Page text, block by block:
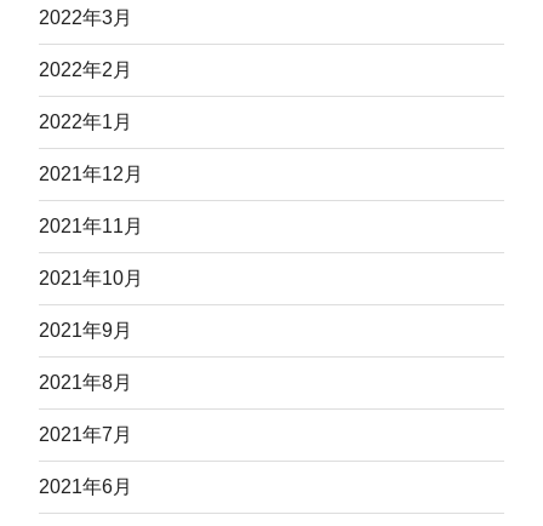
2022年3月
2022年2月
2022年1月
2021年12月
2021年11月
2021年10月
2021年9月
2021年8月
2021年7月
2021年6月